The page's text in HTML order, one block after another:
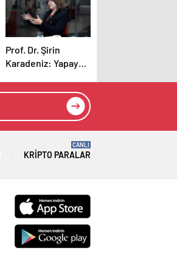
Prof. Dr. Şirin
Karadeniz: Yapay
yerini alamaz,
eğitimin dönüşümü
KRIPTO PARALAR
CANLI